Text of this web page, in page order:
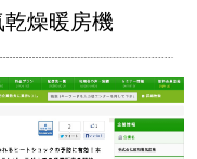
燥暖房機